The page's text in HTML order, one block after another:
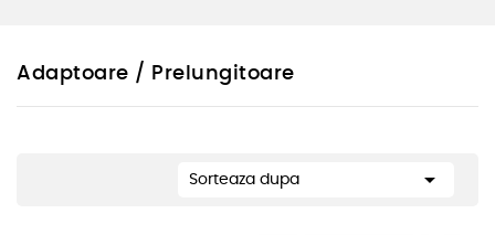
Adaptoare / Prelungitoare
Sorteaza dupa 